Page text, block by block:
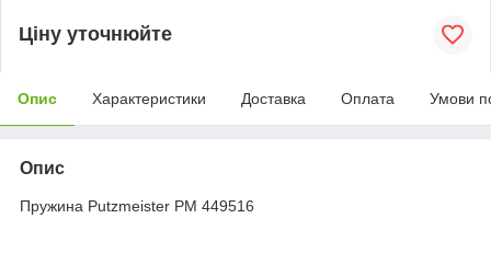
Ціну уточнюйте
Опис Характеристики Доставка Оплата Умови
Опис
Пружина Putzmeister РМ 449516